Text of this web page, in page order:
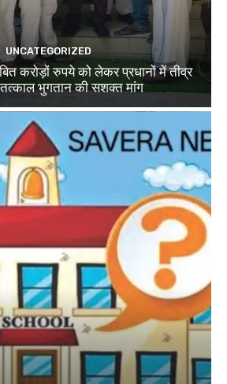
UNCATEGORIZED
करोड़ों रुपये को लेकर प्रधानों में तीव्र
भुगतान की सशक्त मांग